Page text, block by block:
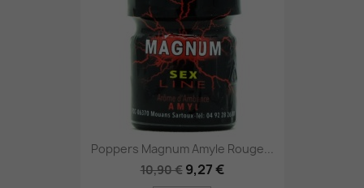
Poppers Magnum Amyle Rouge...
10,90 € 9,27 €